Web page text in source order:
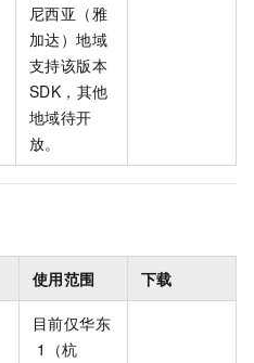
尼西亚（雅
加达）地域
支持该版本
SDK，其他
地域待开
放。
使用范围 下载
目前仅华东
1（杭